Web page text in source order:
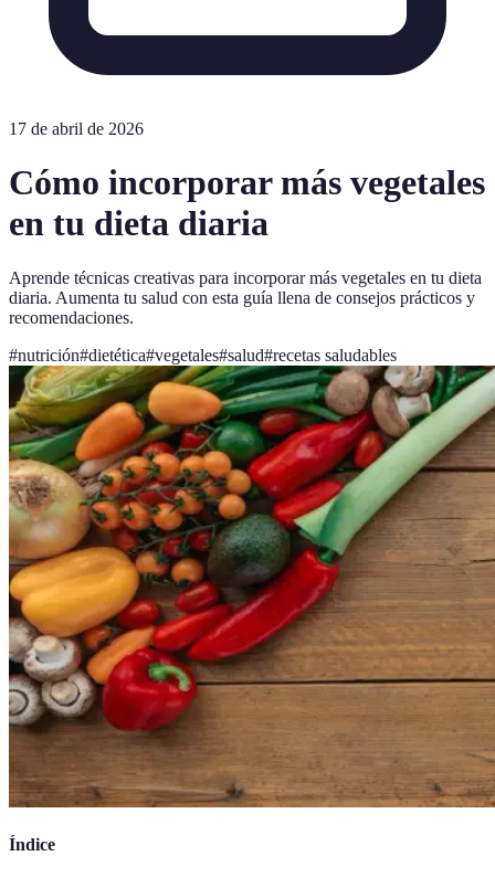
17 de abril de 2026
Cómo incorporar más vegetales
en tu dieta diaria
Aprende técnicas creativas para incorporar más vegetales en tu dieta
diaria. Aumenta tu salud con esta guía llena de consejos prácticos y
recomendaciones.
#nutrición#dietética#vegetales#salud#recetas saludables
Índice